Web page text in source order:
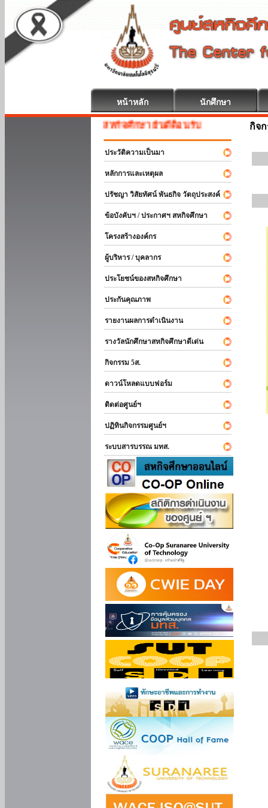
หน้าหลัก นักศึกษา
สหกิจศึกษา ยินดีต้อนรับ
ประวัติความเป็นมา
หลักการและเหตุผล
ปรัชญา วิสัยทัศน์ พันธกิจ วัตถุประสงค์
ข้อบังคับฯ / ประกาศฯ สหกิจศึกษา
โครงสร้างองค์กร
ผู้บริหาร / บุคลากร
ประโยชน์ของสหกิจศึกษา
ประกันคุณภาพ
รายงานผลการดำเนินงาน
รางวัลนักศึกษาสหกิจศึกษาดีเด่น
กิจกรรม 5ส.
ดาวน์โหลดแบบฟอร์ม
ติดต่อศูนย์ฯ
ปฏิทินกิจกรรมศูนย์ฯ
ระบบสารบรรณ มทส.
กิจ